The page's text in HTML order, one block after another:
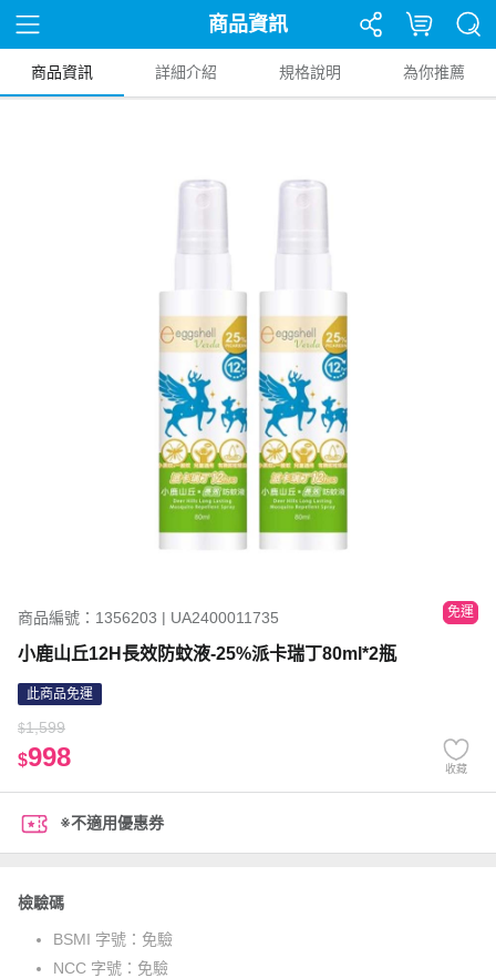
商品資訊
商品資訊 詳細介紹 規格說明 為你推薦
商品編號：1356203 | UA2400011735 免運
小鹿山丘12H長效防蚊液-25%派卡瑞丁80ml*2瓶
此商品免運
$1,599
$998 收藏
※不適用優惠券
檢驗碼
BSMI 字號： 免驗
NCC 字號： 免驗